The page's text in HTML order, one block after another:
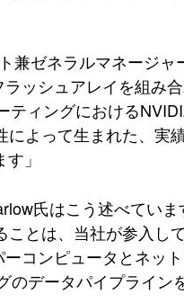
兼ゼネラルマネージ
ッシュアレイを組み
ィングにおける
よって生まれた、実
」
氏はこう述べてい
とは、当社が参入し
コンピュータとネッ
のデータパイプライン